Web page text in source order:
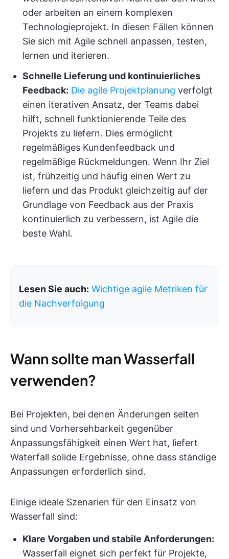
oder arbeiten an einem komplexen
Technologieprojekt. In diesen Fällen können
Sie sich mit Agile schnell anpassen, testen,
lernen und iterieren.
Schnelle Lieferung und kontinuierliches
Feedback: Die agile Projektplanung verfolgt
einen iterativen Ansatz, der Teams dabei
hilft, schnell funktionierende Teile des
Projekts zu liefern. Dies ermöglicht
regelmäßiges Kundenfeedback und
regelmäßige Rückmeldungen. Wenn Ihr Ziel
ist, frühzeitig und häufig einen Wert zu
liefern und das Produkt gleichzeitig auf der
Grundlage von Feedback aus der Praxis
kontinuierlich zu verbessern, ist Agile die
beste Wahl.
Lesen Sie auch: Wichtige agile Metriken für
die Nachverfolgung
Wann sollte man Wasserfall
verwenden?
Bei Projekten, bei denen Änderungen selten
sind und Vorhersehbarkeit gegenüber
Anpassungsfähigkeit einen Wert hat, liefert
Waterfall solide Ergebnisse, ohne dass ständige
Anpassungen erforderlich sind.
Einige ideale Szenarien für den Einsatz von
Wasserfall sind:
Klare Vorgaben und stabile Anforderungen:
Wasserfall eignet sich perfekt für Projekte,